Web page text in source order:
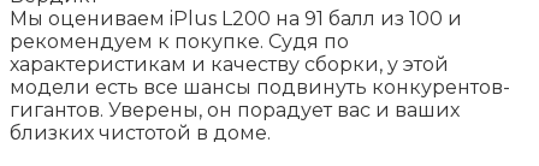
Мы оцениваем iPlus L200 на 91 балл из 100 и
рекомендуем к покупке. Судя по
характеристикам и качеству сборки, у этой
модели есть все шансы подвинуть конкурентов-
гигантов. Уверены, он порадует вас и ваших
близких чистотой в доме.